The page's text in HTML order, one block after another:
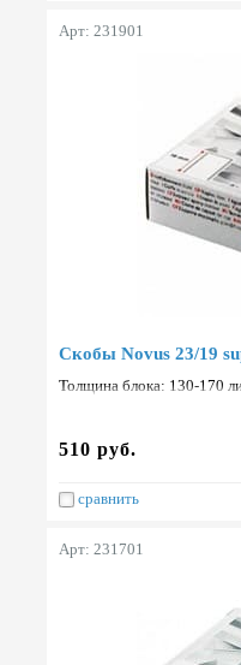
Арт: 231901
Скобы Novus 23/19
Толщина блока: 130-170
510 руб.
сравнить
Арт: 231701